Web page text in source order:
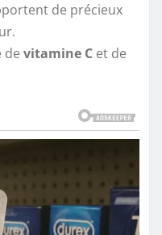
de précieux
de vitamine C et de